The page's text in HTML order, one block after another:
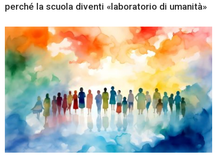
perché la scuola diventi «laboratorio di umanità»